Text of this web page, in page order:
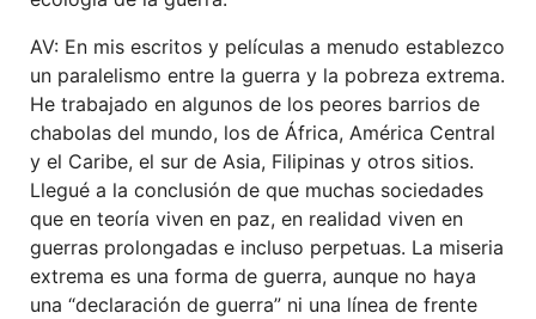
AV: En mis escritos y películas a menudo establezco
un paralelismo entre la guerra y la pobreza extrema.
He trabajado en algunos de los peores barrios de
chabolas del mundo, los de África, América Central
y el Caribe, el sur de Asia, Filipinas y otros sitios.
Llegué a la conclusión de que muchas sociedades
que en teoría viven en paz, en realidad viven en
guerras prolongadas e incluso perpetuas. La miseria
extrema es una forma de guerra, aunque no haya
una “declaración de guerra” ni una línea de frente